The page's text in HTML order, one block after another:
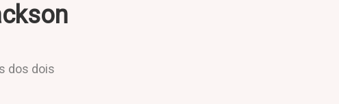
dos dois